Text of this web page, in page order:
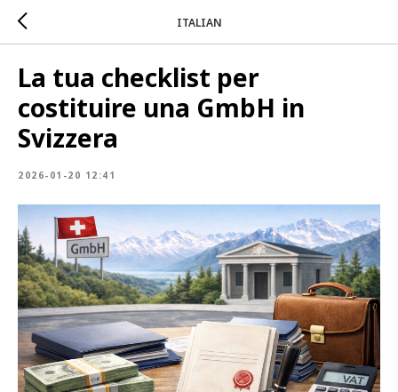
ITALIAN
La tua checklist per
costituire una GmbH in
Svizzera
2026-01-20 12:41